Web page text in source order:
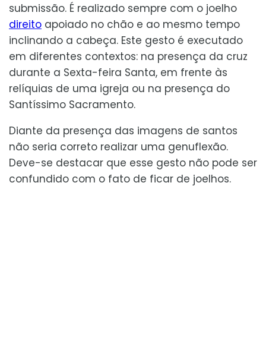
submissão. É realizado sempre com o joelho
direito apoiado no chão e ao mesmo tempo
inclinando a cabeça. Este gesto é executado
em diferentes contextos: na presença da cruz
durante a Sexta-feira Santa, em frente às
relíquias de uma igreja ou na presença do
Santíssimo Sacramento.
Diante da presença das imagens de santos
não seria correto realizar uma genuflexão.
Deve-se destacar que esse gesto não pode ser
confundido com o fato de ficar de joelhos.